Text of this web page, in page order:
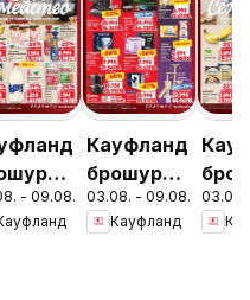
-
- 09.08.2026
Кауфланд
брошура
София -
Мега
03.08. - 09.08.2026
Кауфланд
03.08.